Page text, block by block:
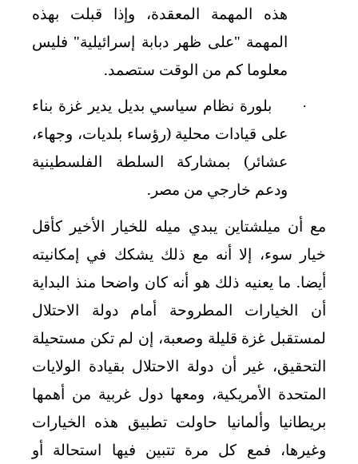
هذه المهمة المعقدة، وإذا قبلت بهذه
المهمة "على ظهر دبابة إسرائيلية" فليس
معلوما كم من الوقت ستصمد.
·
بلورة نظام سياسي بديل يدير غزة بناء
على قيادات محلية (رؤساء بلديات، وجهاء،
عشائر) بمشاركة السلطة الفلسطينية
ودعم خارجي من مصر.
مع أن ميلشتاين يبدي ميله للخيار الأخير كأقل
خيار سوء، إلا أنه مع ذلك يشكك في إمكانيته
أيضا. ما يعنيه ذلك هو أنه كان واضحا منذ البداية
أن الخيارات المطروحة أمام دولة الاحتلال
لمستقبل غزة قليلة وصعبة، إن لم تكن مستحيلة
التحقيق، غير أن دولة الاحتلال بقيادة الولايات
المتحدة الأمريكية، ومعها دول غربية من أهمها
بريطانيا وألمانيا حاولت تطبيق هذه الخيارات
وغيرها، فمع كل مرة تتبين فيها استحالة أو